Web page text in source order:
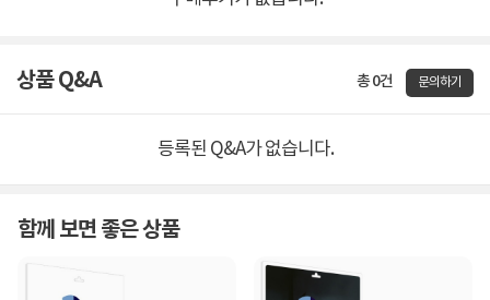
상품 Q&A 총 0건 문의하기
등록된 Q&A가 없습니다.
함께 보면 좋은 상품